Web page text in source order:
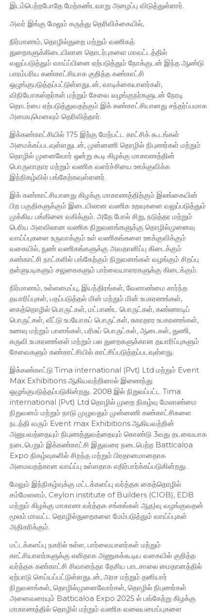
இடம்பெற்றபோதே மேற்கண்டவாறு அழைப்பு விடுத்துள்ளார்.
அவர் இங்கு மேலும் கருத்து தெரிவிக்கையில்,
நிர்மாணம், தொழில்துறை மற்றும் வணிகத்
துறைகளுக்கிடையிலான தொடர்புகளை மாவட்டத்தில்
வலுப்படுத்தும் வாய்ப்பினை ஏற்படுத்தும் நோக்குடன் இந்த ஆண்டு
பாரம்பரிய கண்காட்சியாக குறித்த கண்காட்சி
ஒழுங்குபடுத்தப்பட்டுள்ளதுடன், வாடிக்கையாளர்கள்,
விநியோகஸ்தர்கள் மற்றும் சேவை வழங்குநர்களுடன் நேரடி
தொடர்பை ஏற்படுத்துவதற்கும் இக் கண்காட்சியானது சந்தர்ப்பமாக
அமையுமெனவும் தெரிவித்தார்.
இக்கண்காட்சியில் 175 இற்கு மேற்பட்ட காட்சிக் கூடங்கள்
அமைக்கப்படவுள்ளதுடன், முன்னணி தொழில் நிபுணர்கள் மற்றும்
தொழில் முனைவோர் ஒன்று கூடி கிழக்கு மாகாணத்தின்
பொருளாதார மற்றும் வணிக வளர்ச்சியை ஊக்குவிக்க
இந்நிகழ்வில் பங்கேற்கவுள்ளனர்.
இக் கண்காட்சியானது கிழக்கு மாகாணத்திற்கும் இலங்கையின்
பிற பகுதிகளுக்கும் இடையிலான வணிக உறவுகளை வலுப்படுத்தும்
முக்கிய பங்கினை வகிக்கும். அதே போல் சிறு, நடுத்தர மற்றும்
பெரிய அளவிலான வணிக நிறுவனங்களுக்கு தொழில்முனைவு
வாய்ப்புகளை உருவாக்கும் உள் வணிகங்களை ஊக்குவிக்கும்
வகையில், நுண் வணிகங்களுக்கு அவதானிப்பு கிடைக்கும்
கண்காட்சி நாட்களில் பங்கேற்கும் நிறுவனங்கள் வழங்கும் சிறப்பு
தள்ளுபடிகளும் சலுகைகளும் பார்வையாளரகளுக்கு கிடைக்கும்.
நிர்மாணம், உள்ளமைப்பு, இயந்திரங்கள், வேளாண்மை சார்ந்த
தயாரிப்புகள், பதப்படுத்தல் மின் மற்றும் மின் உபகரணங்கள்,
கைத்தொழில் பொருட்கள், மட்பாண்ட பொருட்கள், கண்ணாடிப்
பொருட்கள், வீட்டு உபயோகப் பொருட்கள், சுகாதார உபகரணங்கள்,
உணவு மற்றும் பானங்கள், பரிசுப் பொருட்கள், ஆடைகள், துணி,
கருவி உபகரணங்கள் மற்றும் பல துறைகளுக்கான தயாரிப்புகளும்
சேவைகளும் கண்காட்சியில் காட்சிப்படுத்தப்படவுள்ளது.
இக்கண்காட்டு Tima international (Pvt) Ltd மற்றும் Event
Max Exhibitions ஆகியவற்றினால் இணைந்து
ஒழுங்குபடுத்தப்படுகின்றது. 2008 இல் நிறுவப்பட்ட Tima
international (Pvt) Ltd தொழில் முறை நிகழ்வு மேலாண்மை
நிறுவனம் மற்றும் நாடு முழுவதும் முன்னணி கண்காட்சிகளை
நடத்தி வரும் Event max Exhibitions ஆகியவற்றின்
அனுபவத்தையும் நிபுணத்துவத்தையும் கொண்டு 3வது தடவையாக
நடைபெறும் இக்கண்காட்சி இதுவரை நடைபெற்ற Batticaloa
Expo நிகழ்வுகளில் சிறந்த மற்றும் பிரதானமானதாக
அமைவதற்கான வாய்ப்பு உள்ளதாக எதிர்பார்க்கப்படுகின்றது.
மேலும் இந்நிகழ்வுக்கு மட்டக்களப்பு வர்த்தக கைத்தொழில்
சம்மேளனம், Ceylon institute of Builders (CIOB), EDB
மற்றும் கிழக்கு மாகாண வர்த்தக சங்கங்கள் ஆத)வு வழங்குவதன்
மூலம் மாவட்ட தொழில்துறைகளை மேம்படுத்தும் வாய்ப்புகள்
அதிகரிக்கும்.
மட்டக்களப்பு நகரில் உள்ள, பார்வையாளர்கள் மற்றும்
காட்சியாளர்களுக்கு எளிதாக அணுகக்கூடிய வகையில் குறித்த
வர்த்தக கண்காட்சி சிவானந்தா தேசிய பாடசாலை மைதானத்தில்
ஏற்பாடு செய்யப்பட்டுள்ளதுடன், அரச மற்றும் தனியார்
நிறுவனங்கள், தொழில்முனைவோர்கள், தொழில் நிபுணர்கள்
அனைவரையும் Batticaloa Expo 2025 ல் பங்கேற்று கிழக்கு
மாகாணத்தில் தொழில் மற்றும் வணிக வலையமைப்புகளை